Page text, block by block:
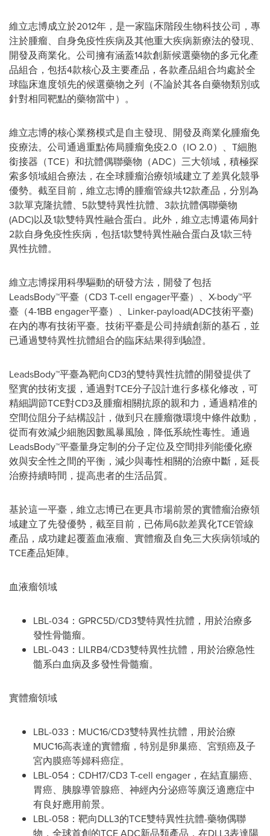
維立志博成立於2012年，是一家臨床階段生物科技公司，專
注於腫瘤、自身免疫性疾病及其他重大疾病新療法的發現、
開發及商業化。公司擁有涵蓋14款創新候選藥物的多元化產
品組合，包括4款核心及主要產品，各款產品組合均處於全
球臨床進度領先的候選藥物之列（不論於其各自藥物類別或
針對相同靶點的藥物當中）。
維立志博的核心業務模式是自主發現、開發及商業化腫瘤免
疫療法。公司通過重點佈局腫瘤免疫2.0（IO 2.0）、T細胞
銜接器（TCE）和抗體偶聯藥物（ADC）三大領域，積極探
索多領域組合療法，在全球腫瘤治療領域建立了差異化競爭
優勢。截至目前，維立志博的腫瘤管線共12款產品，分別為
3款單克隆抗體、5款雙特異性抗體、3款抗體偶聯藥物
(ADC)以及1款雙特異性融合蛋白。此外，維立志博還佈局針
2款自身免疫性疾病，包括1款雙特異性融合蛋白及1款三特
異性抗體。
維立志博採用科學驅動的研發方法，開發了包括
LeadsBody™平臺（CD3 T-cell engager平臺）、X-body™平
臺（4-1BB engager平臺）、Linker-payload(ADC技術平臺)
在內的專有技術平臺。技術平臺是公司持續創新的基石，並
已通過雙特異性抗體組合的臨床結果得到驗證。
LeadsBody™平臺為靶向CD3的雙特異性抗體的開發提供了
堅實的技術支援，通過對TCE分子設計進行多樣化修改，可
精細調節TCE對CD3及腫瘤相關抗原的親和力，通過精准的
空間位阻分子結構設計，做到只在腫瘤微環境中條件啟動，
從而有效減少細胞因數風暴風險，降低系統性毒性。通過
LeadsBody™平臺量身定制的分子定位及空間排列能優化療
效與安全性之間的平衡，減少與毒性相關的治療中斷，延長
治療持續時間，提高患者的生活品質。
基於這一平臺，維立志博已在更具市場前景的實體瘤治療領
域建立了先發優勢，截至目前，已佈局6款差異化TCE管線
產品，成功建起覆蓋血液瘤、實體瘤及自免三大疾病領域的
TCE產品矩陣。
血液瘤領域
LBL-034：GPRC5D/CD3雙特異性抗體，用於治療多
發性骨髓瘤。
LBL-043：LILRB4/CD3雙特異性抗體，用於治療急性
髓系白血病及多發性骨髓瘤。
實體瘤領域
LBL-033：MUC16/CD3雙特異性抗體，用於治療
MUC16高表達的實體瘤，特別是卵巢癌、宮頸癌及子
宮內膜癌等婦科癌症。
LBL-054：CDH17/CD3 T-cell engager，在結直腸癌、
胃癌、胰腺導管腺癌、神經內分泌癌等廣泛適應症中
有良好應用前景。
LBL-058：靶向DLL3的TCE雙特異性抗體-藥物偶聯